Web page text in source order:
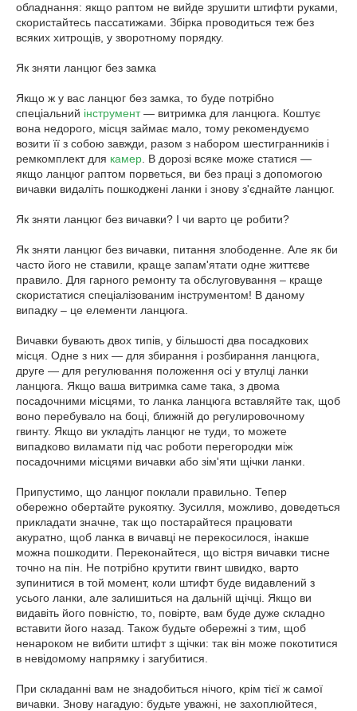
обладнання: якщо раптом не вийде зрушити штифти руками,
скористайтесь пассатижами. Збірка проводиться теж без
всяких хитрощів, у зворотному порядку.
Як зняти ланцюг без замка
Якщо ж у вас ланцюг без замка, то буде потрібно
спеціальний інструмент— витримка для ланцюга. Коштує
вона недорого, місця займає мало, тому рекомендуємо
возити її з собою завжди, разом з набором шестигранників і
ремкомплект для камер . В дорозі всяке може статися —
якщо ланцюг раптом порветься, ви без праці з допомогою
вичавки видаліть пошкоджені ланки і знову з'єднайте ланцюг.
Як зняти ланцюг без вичавки? І чи варто це робити?
Як зняти ланцюг без вичавки, питання злободенне. Але як би
часто його не ставили, краще запам'ятати одне життєве
правило. Для гарного ремонту та обслуговування – краще
скористатися спеціалізованим інструментом! В даному
випадку – це елементи ланцюга.
Вичавки бувають двох типів, у більшості два посадкових
місця. Одне з них — для збирання і розбирання ланцюга,
друге — для регулювання положення осі у втулці ланки
ланцюга. Якщо ваша витримка саме така, з двома
посадочними місцями, то ланка ланцюга вставляйте так, щоб
воно перебувало на боці, ближній до регулировочному
гвинту. Якщо ви укладіть ланцюг не туди, то можете
випадково виламати під час роботи перегородки між
посадочними місцями вичавки або зім'яти щічки ланки.
Припустимо, що ланцюг поклали правильно. Тепер
обережно обертайте рукоятку. Зусилля, можливо, доведеться
прикладати значне, так що постарайтеся працювати
акуратно, щоб ланка в вичавці не перекосилося, інакше
можна пошкодити. Переконайтеся, що вістря вичавки тисне
точно на пін. Не потрібно крутити гвинт швидко, варто
зупинитися в той момент, коли штифт буде видавлений з
усього ланки, але залишиться на дальній щічці. Якщо ви
видавіть його повністю, то, повірте, вам буде дуже складно
вставити його назад. Також будьте обережні з тим, щоб
ненароком не вибити штифт з щічки: так він може покотитися
в невідомому напрямку і загубитися.
При складанні вам не знадобиться нічого, крім тієї ж самої
вичавки. Знову нагадую: будьте уважні, не захоплюйтеся,